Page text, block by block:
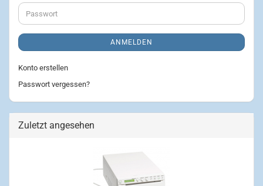
Adresse
Passwort
ANMELDEN
Konto erstellen
Passwort vergessen?
Zuletzt angesehen